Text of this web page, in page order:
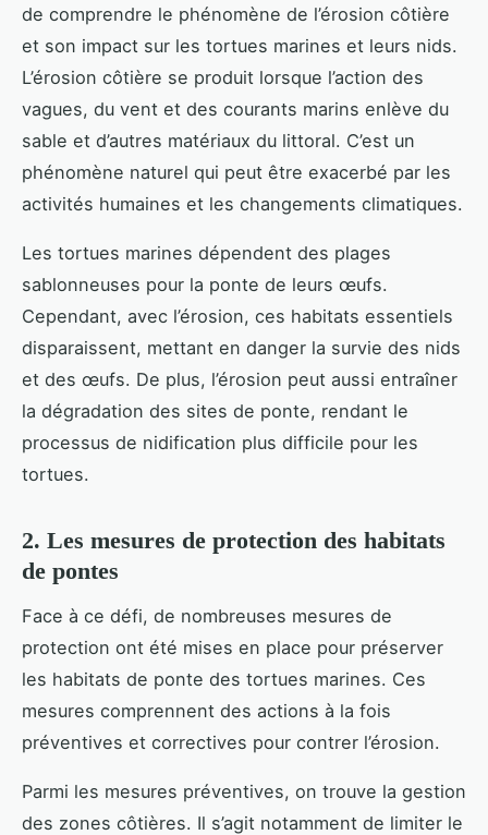
de comprendre le phénomène de l’érosion côtière
et son impact sur les tortues marines et leurs nids.
L’érosion côtière se produit lorsque l’action des
vagues, du vent et des courants marins enlève du
sable et d’autres matériaux du littoral. C’est un
phénomène naturel qui peut être exacerbé par les
activités humaines et les changements climatiques.
Les tortues marines dépendent des plages
sablonneuses pour la ponte de leurs œufs.
Cependant, avec l’érosion, ces habitats essentiels
disparaissent, mettant en danger la survie des nids
et des œufs. De plus, l’érosion peut aussi entraîner
la dégradation des sites de ponte, rendant le
processus de nidification plus difficile pour les
tortues.
2. Les mesures de protection des habitats
de pontes
Face à ce défi, de nombreuses mesures de
protection ont été mises en place pour préserver
les habitats de ponte des tortues marines. Ces
mesures comprennent des actions à la fois
préventives et correctives pour contrer l’érosion.
Parmi les mesures préventives, on trouve la gestion
des zones côtières. Il s’agit notamment de limiter le